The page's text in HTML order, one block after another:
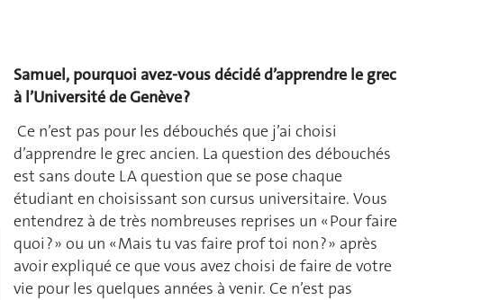
Samuel, pourquoi avez-vous décidé d’apprendre le grec
à l’Université de Genève ?
Ce n’est pas pour les débouchés que j’ai choisi
d’apprendre le grec ancien. La question des débouchés
est sans doute LA question que se pose chaque
étudiant en choisissant son cursus universitaire. Vous
entendrez à de très nombreuses reprises un « Pour faire
quoi ? » ou un « Mais tu vas faire prof toi non ? » après
avoir expliqué ce que vous avez choisi de faire de votre
vie pour les quelques années à venir. Ce n’est pas